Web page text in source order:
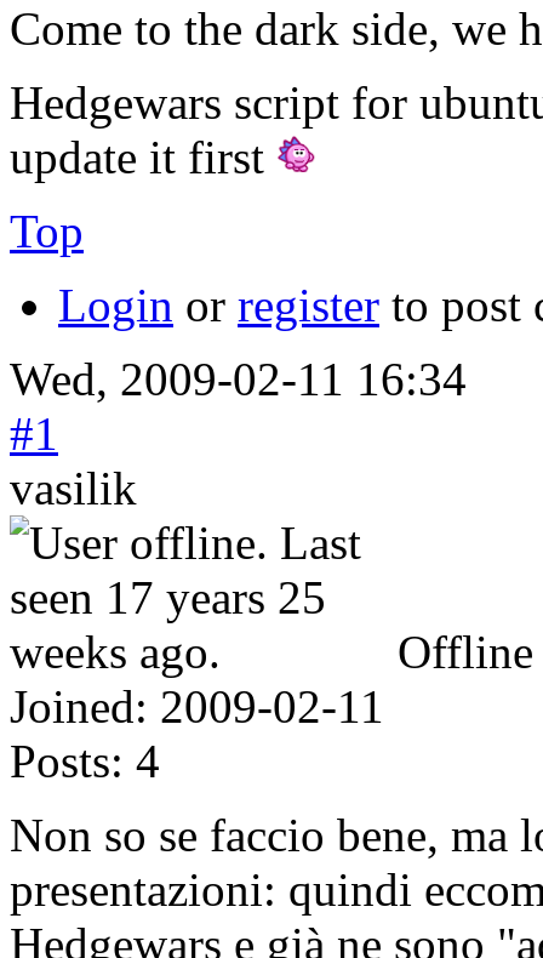
Come to the dark side, we
Hedgewars script for
update it first
Top
Login or register to post
Wed, 2009-02-11 16:34
#1
vasilik
Offline
Joined: 2009-02-11
Posts: 4
Non so se faccio bene, ma
presentazioni: quindi
Hedgewars e già ne sono